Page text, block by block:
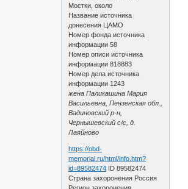
Мостки, около
Название источника
донесения ЦАМО
Номер фонда источника
информации 58
Номер описи источника
информации 818883
Номер дела источника
информации 1243
жена Паликашина Мария
Васильевна, Пензенская обл.,
Вадиновский р-н,
Чернышевский с/с, д.
Лаяйново
https://obd-
memorial.ru/html/info.htm?
id=89582474 ID 89582474
Страна захоронения Россия